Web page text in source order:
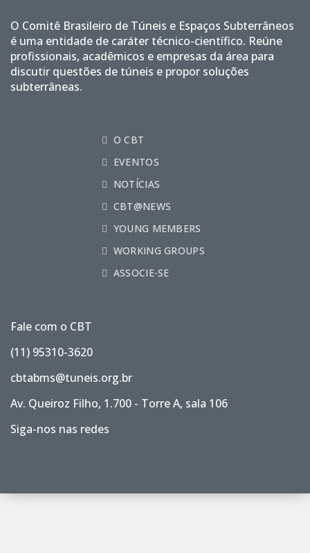
O Comitê Brasileiro de Túneis e Espaços Subterrâneos
é uma entidade de caráter técnico-científico. Reúne
profissionais, acadêmicos e empresas da área para
discutir questões de túneis e propor soluções
subterrâneas.
O CBT
EVENTOS
NOTÍCIAS
CBT@NEWS
YOUNG MEMBERS
WORKING GROUPS
ASSOCIE-SE
Fale com o CBT
(11) 95310-3620
cbtabms@tuneis.org.br
Av. Queiroz Filho, 1.700 - Torre A, sala 106
Siga-nos nas redes